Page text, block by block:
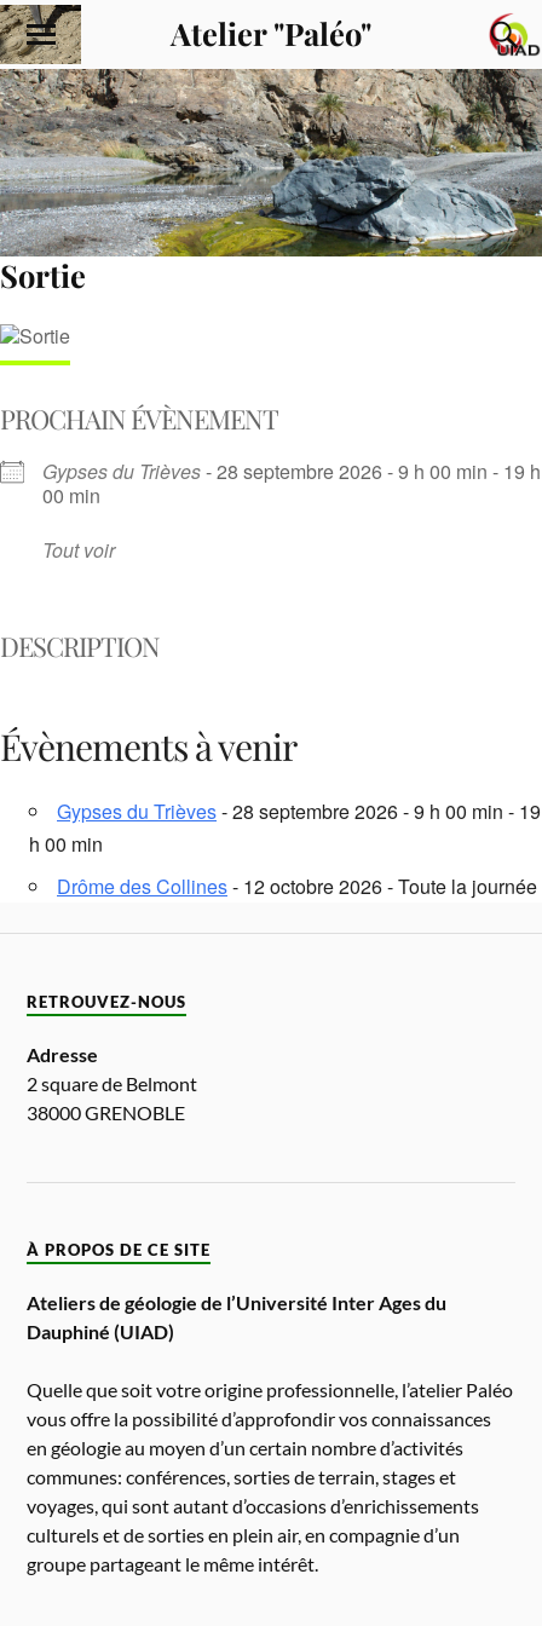
Atelier "Paléo"
Sortie
PROCHAIN ÉVÈNEMENT
Gypses du Trièves- 28 septembre 2026 - 9 h 00 min - 19 h
00 min
Tout voir
DESCRIPTION
Évènements à venir
Gypses du Trièves- 28 septembre 2026 - 9 h 00 min - 19
h 00 min
Drôme des Collines- 12 octobre 2026 - Toute la journée
RETROUVEZ-NOUS
Adresse
2 square de Belmont
38000 GRENOBLE
À PROPOS DE CE SITE
Ateliers de géologie de l’Université Inter Ages du
Dauphiné (UIAD)
Quelle que soit votre origine professionnelle, l’atelier Paléo
vous offre la possibilité d’approfondir vos connaissances
en géologie au moyen d’un certain nombre d’activités
communes: conférences, sorties de terrain, stages et
voyages, qui sont autant d’occasions d’enrichissements
culturels et de sorties en plein air, en compagnie d’un
groupe partageant le même intérêt.